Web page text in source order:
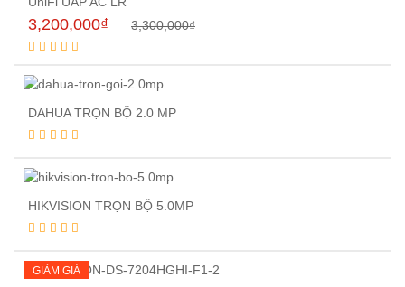
3,300,000₫
3,200,000₫
DAHUA TRỌN BỘ 2.0 MP
HIKVISION TRỌN BỘ 5.0MP
GIẢM GIÁ